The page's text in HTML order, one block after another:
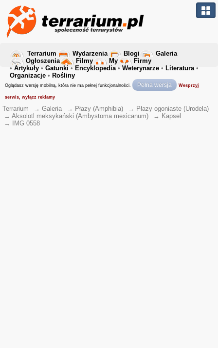
Terrarium Wydarzenia Blogi
Galeria
Ogłoszenia
Filmy My
Firmy
• Artykuły • Gatunki • Encyklopedia• Weterynarze • Literatura•
Organizacje • Rośliny
Oglądasz wersję mobilną, która nie ma pełnej funkcjonalności. Pełna wersja Wesprzyj
serwis, wyłącz reklamy
Terrarium → Galeria → Płazy (Amphibia) → Płazy ogoniaste (Urodela)
→ Aksolotl meksykański (Ambystoma mexicanum) → Kapsel
→
IMG 0558